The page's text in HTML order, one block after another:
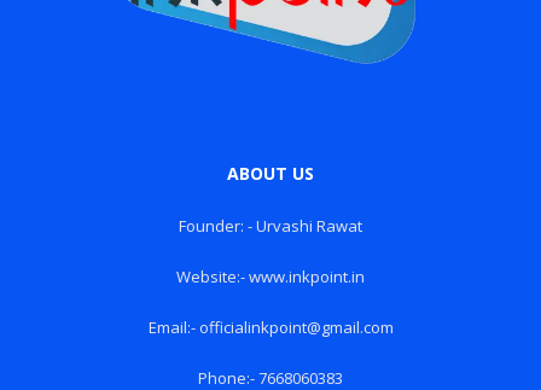
ABOUT US
Founder: - Urvashi Rawat
Website:- www.inkpoint.in
Email:- officialinkpoint@gmail.com
Phone:- 7668060383